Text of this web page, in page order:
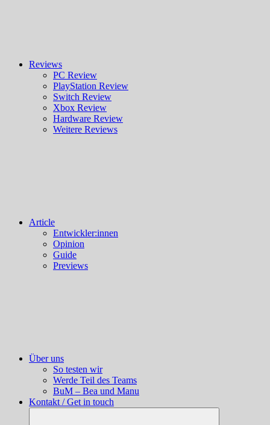
Reviews
PC Review
PlayStation Review
Switch Review
Xbox Review
Hardware Review
Weitere Reviews
Article
Entwickler:innen
Opinion
Guide
Previews
Über uns
So testen wir
Werde Teil des Teams
BuM – Bea und Manu
Kontakt / Get in touch